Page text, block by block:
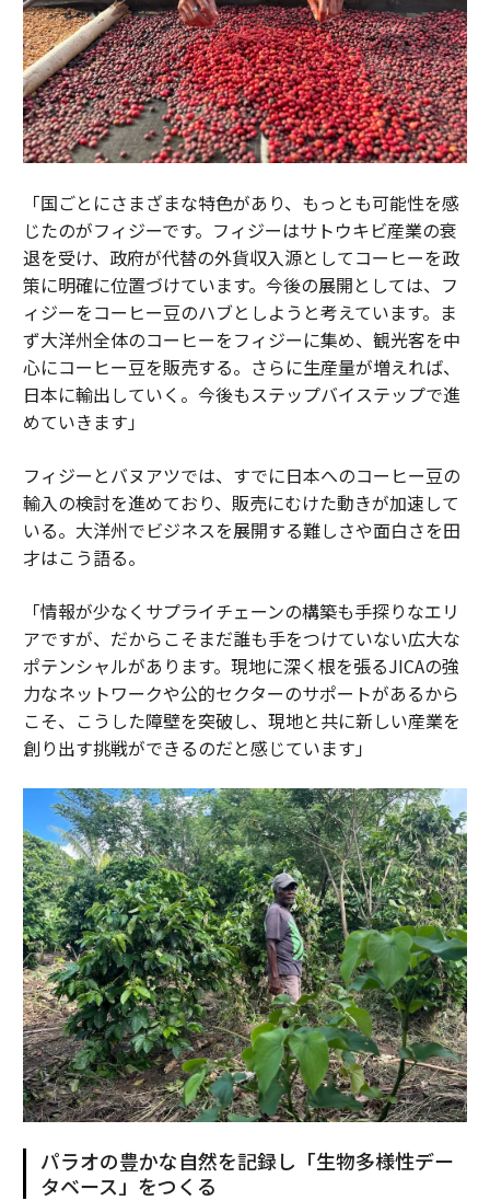
「国ごとにさまざまな特色があり、もっとも可能性を感
じたのがフィジーです。フィジーはサトウキビ産業の衰
退を受け、政府が代替の外貨収入源としてコーヒーを政
策に明確に位置づけています。今後の展開としては、フ
ィジーをコーヒー豆のハブとしようと考えています。ま
ず大洋州全体のコーヒーをフィジーに集め、観光客を中
心にコーヒー豆を販売する。さらに生産量が増えれば、
日本に輸出していく。今後もステップバイステップで進
めていきます」
フィジーとバヌアツでは、すでに日本へのコーヒー豆の
輸入の検討を進めており、販売にむけた動きが加速して
いる。大洋州でビジネスを展開する難しさや面白さを田
才はこう語る。
「情報が少なくサプライチェーンの構築も手探りなエリ
アですが、だからこそまだ誰も手をつけていない広大な
ポテンシャルがあります。現地に深く根を張るJICAの強
力なネットワークや公的セクターのサポートがあるから
こそ、こうした障壁を突破し、現地と共に新しい産業を
創り出す挑戦ができるのだと感じています」
パラオの豊かな自然を記録し「生物多様性デー
タベース」をつくる